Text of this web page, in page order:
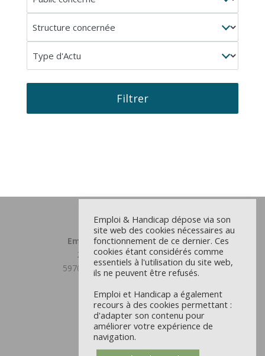
concerné
concernée
d'Actu
Filtrer
Emploi et Handicap Grand Lille
23 chemin du Moulin Delmar
59708 MARCQ EN BAROEUL CEDEX
03 59 31 81 00
Antenne Douaisis
22 rue d’Orchies - CS 9711
59504 DOUAI CEDEX
03 59 31 81 00
Emploi & Handicap dépose via son
site web des cookies nécessaires au
fonctionnement de ce dernier. Ces
cookies étant considérés comme
essentiels à l'utilisation du site web,
ils ne peuvent être refusés.
Emploi et Handicap a également
recours à des cookies permettant :
d'adapter son contenu pour
améliorer votre expérience de
navigation.